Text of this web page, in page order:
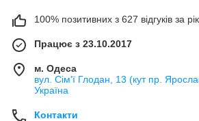
100% позитивних з 627 відгуків за рік
Працює з 23.10.2017
м. Одеса
вул. Сім'ї Глодан, 13 (кут пр.
Україна
Контакти